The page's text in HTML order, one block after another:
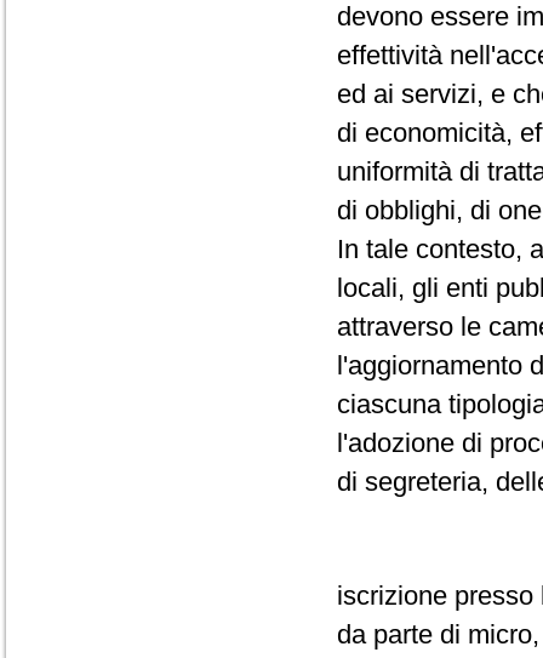
devono essere
effettività
ed ai servizi, e
di economicità,
uniformità di
di obblighi, di
In tale contesto,
locali, gli enti
attraverso le
l'aggiornamento
ciascuna
l'adozione di
di segreteria,
iscrizione
da parte di